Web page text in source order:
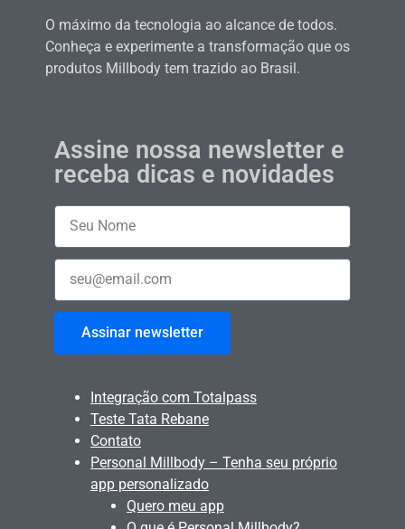
O máximo da tecnologia ao alcance de todos.
Conheça e experimente a transformação que os
produtos Millbody tem trazido ao Brasil.
Assine nossa newsletter e
receba dicas e novidades
Assinar newsletter
Integração com Totalpass
Teste Tata Rebane
Contato
Personal Millbody – Tenha seu próprio
app personalizado
Quero meu app